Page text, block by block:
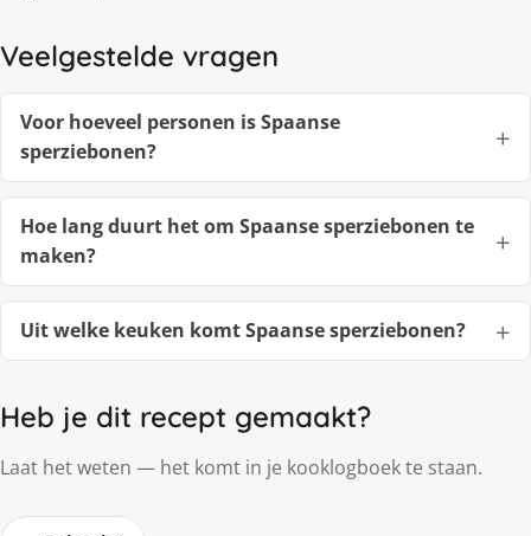
Veelgestelde vragen
Voor hoeveel personen is Spaanse
sperziebonen?
Hoe lang duurt het om Spaanse sperziebonen te
maken?
Uit welke keuken komt Spaanse sperziebonen?
Heb je dit recept gemaakt?
Laat het weten — het komt in je kooklogboek te staan.